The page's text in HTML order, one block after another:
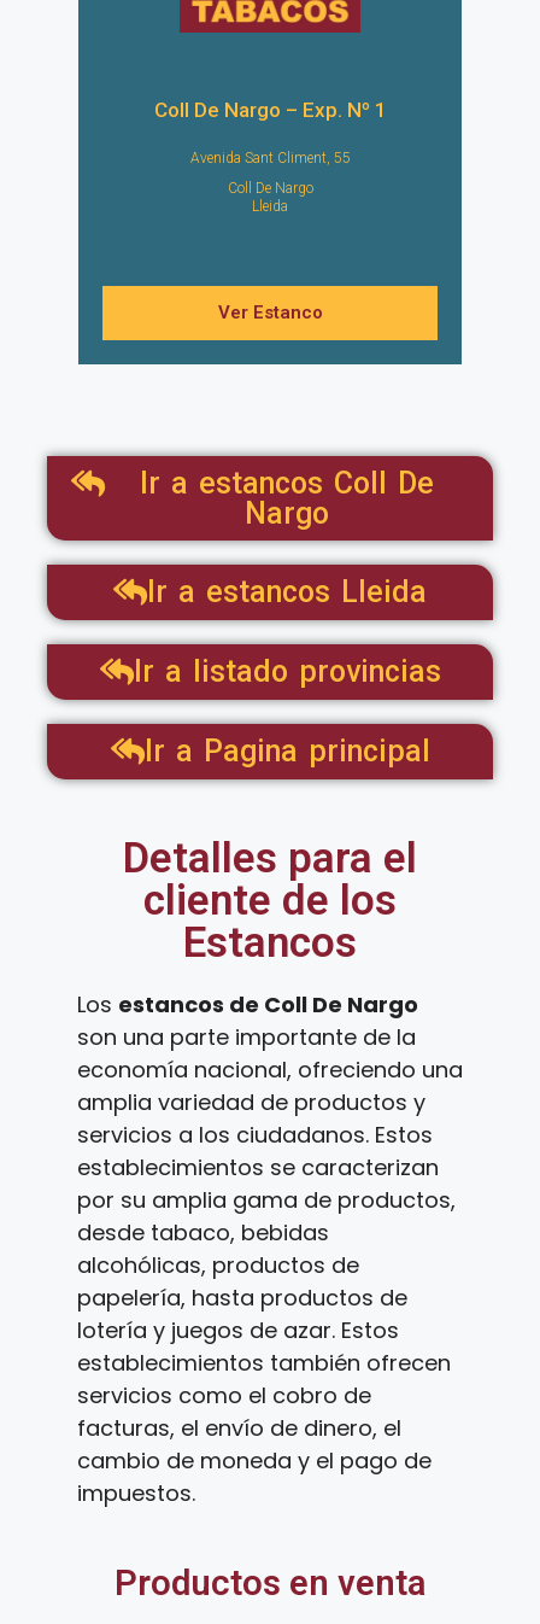
Coll De Nargo – Exp. Nº 1
Avenida Sant Climent, 55
Coll De Nargo
Lleida
Ver Estanco
Ir a estancos Coll De
Nargo
Ir a estancos Lleida
Ir a listado provincias
Ir a Pagina principal
Detalles para el
cliente de los
Estancos
Los estancos de Coll De Nargo
son una parte importante de la
economía nacional, ofreciendo una
amplia variedad de productos y
servicios a los ciudadanos. Estos
establecimientos se caracterizan
por su amplia gama de productos,
desde tabaco, bebidas
alcohólicas, productos de
papelería, hasta productos de
lotería y juegos de azar. Estos
establecimientos también ofrecen
servicios como el cobro de
facturas, el envío de dinero, el
cambio de moneda y el pago de
impuestos.
Productos en venta